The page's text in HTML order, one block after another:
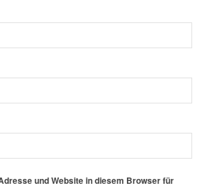
und Website in diesem Browser für